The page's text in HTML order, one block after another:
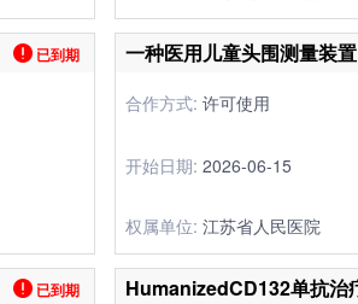
已到期 一种医用儿童头围测量装置
合作方式: 许可使用
开始日期: 2026-06-15
权属单位: 江苏省人民医院
已到期